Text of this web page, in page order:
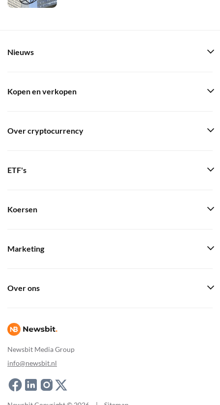
Newsbit Media Group
info@newsbit.nl
Nieuws
Kopen en verkopen
Over cryptocurrency
ETF's
Koersen
Marketing
Over ons